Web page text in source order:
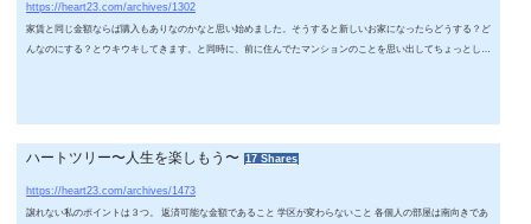
https://heart23.com/archives/1302
家賃と同じ金額ならば購入もありなのかなと思い始めました。そうすると新しいお家になったらどうする？ど
んなのにする？とウキウキしてきます。と同時に、前に住んでたマンションのことを思い出してちょっとしん
ハートツリー〜人生を楽しもう〜 17 Shares
https://heart23.com/archives/1473
譲れない私のポイントは３つ。 返済可能な金額であること 学区が変わらないこと 各個人の部屋は南向きであ